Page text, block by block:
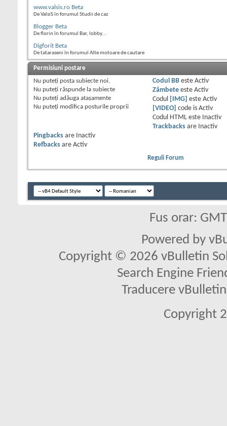
www.valsis.ro Beta
De ValsiS în forumul Studii de caz
Blogger Beta
De florin în forumul Bar, lobby...
Digforit Beta
De tataraseni în forumul Alte motoare de cautare
Permisiuni postare
Nu puteţi posta subiecte noi.
Nu puteţi răspunde la subiecte
Nu puteţi adăuga ataşamente
Nu puteţi modifica posturile proprii
Codul BBeste Activ
Zâmbeteeste Activ
Codul
[IMG] este Activ
[VIDEO] code is Activ
Codul HTML este
Inactiv
Trackbacksare
Inactiv
Pingbacks are
Inactiv
Refbacks are Activ
Reguli Forum
Fus orar:
Powered by
Copyright © 2026 vBulletin
Search Engine
Traducere
Copyright